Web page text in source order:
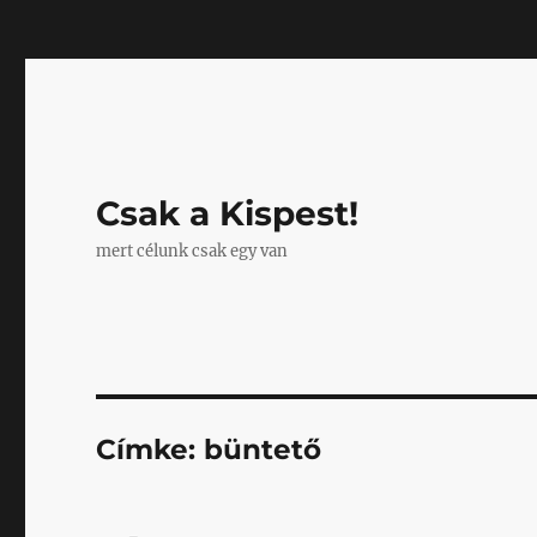
Csak a Kispest!
mert célunk csak egy van
Címke: büntető